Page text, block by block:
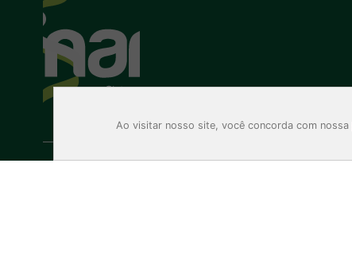
Ao visitar nosso site, você concorda com nossa